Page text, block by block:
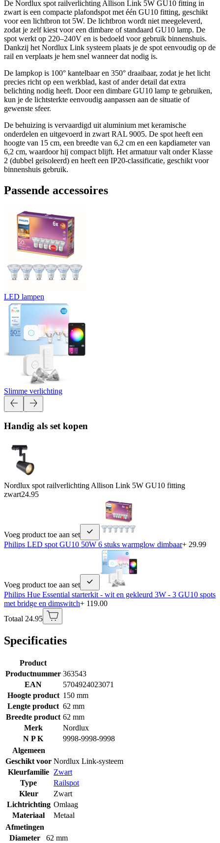
De Nordlux spot railverlichting Allison Link 5W GU10 fitting in
zwart is een compacte plafondspot met één GU10 fitting, geschikt
voor een lichtbron tot 5W. De lichtbron wordt niet meegeleverd,
zodat je zelf kiest voor een dimbare of standaard GU10 lamp. De
spot werkt op 220–240V en is bedoeld voor gebruik binnenshuis.
Dankzij het Nordlux Link systeem plaats je de spot eenvoudig op de
rail en verplaats je hem snel wanneer dat nodig is.
De lampkop is 100° kantelbaar en 350° draaibaar, zodat je het licht
precies richt op een werkblad, kast of ander detail dat extra
belichting nodig heeft. Door een dimbare GU10 lamp te gebruiken,
kun je de lichtsterkte eenvoudig aanpassen aan de situatie of
gewenste sfeer.
De behuizing is vervaardigd uit aluminium met keramische
onderdelen en uitgevoerd in zwart RAL 9005. De spot heeft een
hoogte van 15 cm, een breedte van 6,2 cm en een kapdiameter van
6,2 cm, waardoor hij compact blijft. Het armatuur valt onder Klasse
2 (dubbel geïsoleerd) en heeft een IP20-classificatie, geschikt voor
binnenshuis gebruik.
Passende accessoires
LED lampen
Slimme verlichting
Handig als set kopen
Nordlux spot railverlichting Allison Link 5W GU10 fitting
zwart24.95
Voeg product toe aan set
Philips LED spot GU10 50W 6 stuks warmglow dimbaar+ 29.99
Voeg product toe aan set
Philips Hue Essential starterkit - wit en gekleurd 3W - 3 GU10 spots
met bridge en dimswitch+ 119.00
Totaal 24.95
Specificaties
Product
Productnummer 363543
EAN
5704924023071
Hoogte product 150 mm
Lengte product 62 mm
Breedte product 62 mm
Merk
Nordlux
N P K
9998-9998-9998
Algemeen
Geschikt voor Nordlux Link-systeem
Kleurfamilie Zwart
Type
Railspot
Kleur
Zwart
Lichtrichting Omlaag
Materiaal
Metaal
Afmetingen
Diameter
62 mm